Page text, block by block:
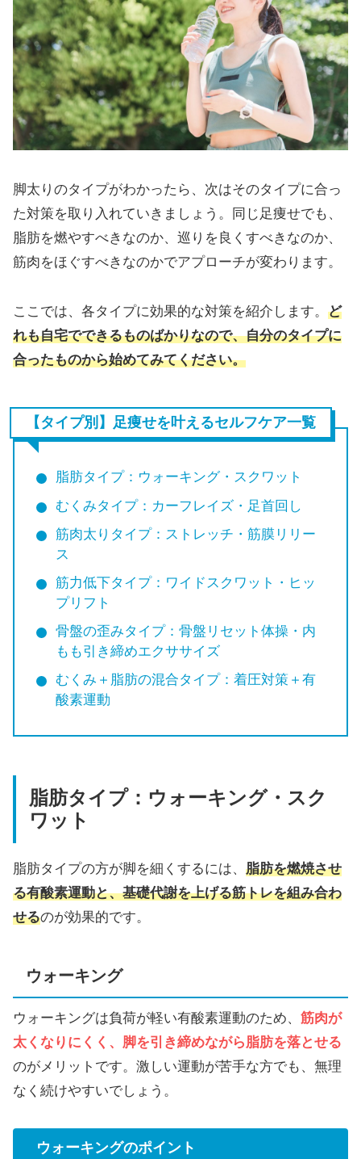
脚太りのタイプがわかったら、次はそのタイプに合っ
た対策を取り入れていきましょう。同じ足痩せでも、
脂肪を燃やすべきなのか、巡りを良くすべきなのか、
筋肉をほぐすべきなのかでアプローチが変わります。
ここでは、各タイプに効果的な対策を紹介します。 ど
れも自宅でできるものばかりなので、自分のタイプに
合ったものから始めてみてください。
【 タイプ別】足痩せを叶えるセルフケア一覧
脂肪タイプ：ウォーキング・スクワット
むくみタイプ：カーフレイズ・足首回し
筋肉太りタイプ：ストレッチ・筋膜リリー
ス
筋力低下タイプ：ワイドスクワット・ヒッ
プリフト
骨盤の歪みタイプ：骨盤リセット体操・内
もも引き締めエクササイズ
むくみ＋脂肪の混合タイプ：着圧対策＋有
酸素運動
脂肪タイプ：ウォーキング・スク
ワット
脂肪タイプの方が脚を細くするには、 脂肪を燃焼させ
る有酸素運動と、基礎代謝を上げる筋トレを組み合わ
せるのが効果的です。
ウォーキング
ウォーキングは負荷が軽い有酸素運動のため、 筋肉が
太くなりにくく、脚を引き締めながら脂肪を落とせる
のがメリットです。激しい運動が苦手な方でも、無理
なく続けやすいでしょう。
ウォーキングのポイント